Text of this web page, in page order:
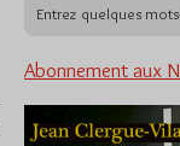
Abonnement aux